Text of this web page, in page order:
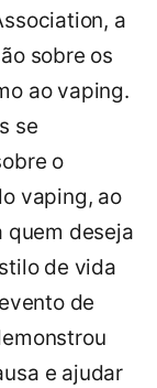
a
sobre os
ao vaping.
se
o
vaping, ao
quem deseja
de vida
de
e ajudar